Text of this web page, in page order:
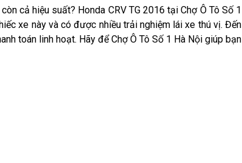
cả hiệu suất? Honda CRV TG 2016 tại Chợ Ô Tô Số 1
xe này và có được nhiều trải nghiệm lái xe thú vị. Đến
toán linh hoạt. Hãy để Chợ Ô Tô Số 1 Hà Nội giúp bạn